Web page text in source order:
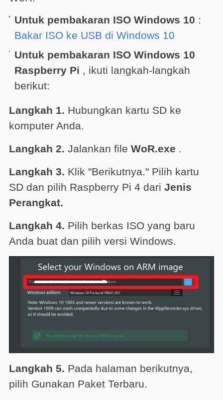
Untuk pembakaran ISO Windows 10 :
Bakar ISO ke USB di Windows 10
Untuk pembakaran ISO Windows 10
Raspberry Pi , ikuti langkah-langkah
berikut:
Langkah 1. Hubungkan kartu SD ke
komputer Anda.
Langkah 2. Jalankan file WoR.exe .
Langkah 3. Klik "Berikutnya." Pilih kartu
SD dan pilih Raspberry Pi 4 dari Jenis
Perangkat.
Langkah 4. Pilih berkas ISO yang baru
Anda buat dan pilih versi Windows.
Langkah 5. Pada halaman berikutnya,
pilih Gunakan Paket Terbaru.